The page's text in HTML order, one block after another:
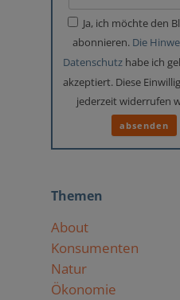
Ja, ich möchte den
abonnieren. Die
Datenschutz habe ich
akzeptiert. Diese
jederzeit widerrufen
Themen
About
Konsumenten
Natur
Ökonomie